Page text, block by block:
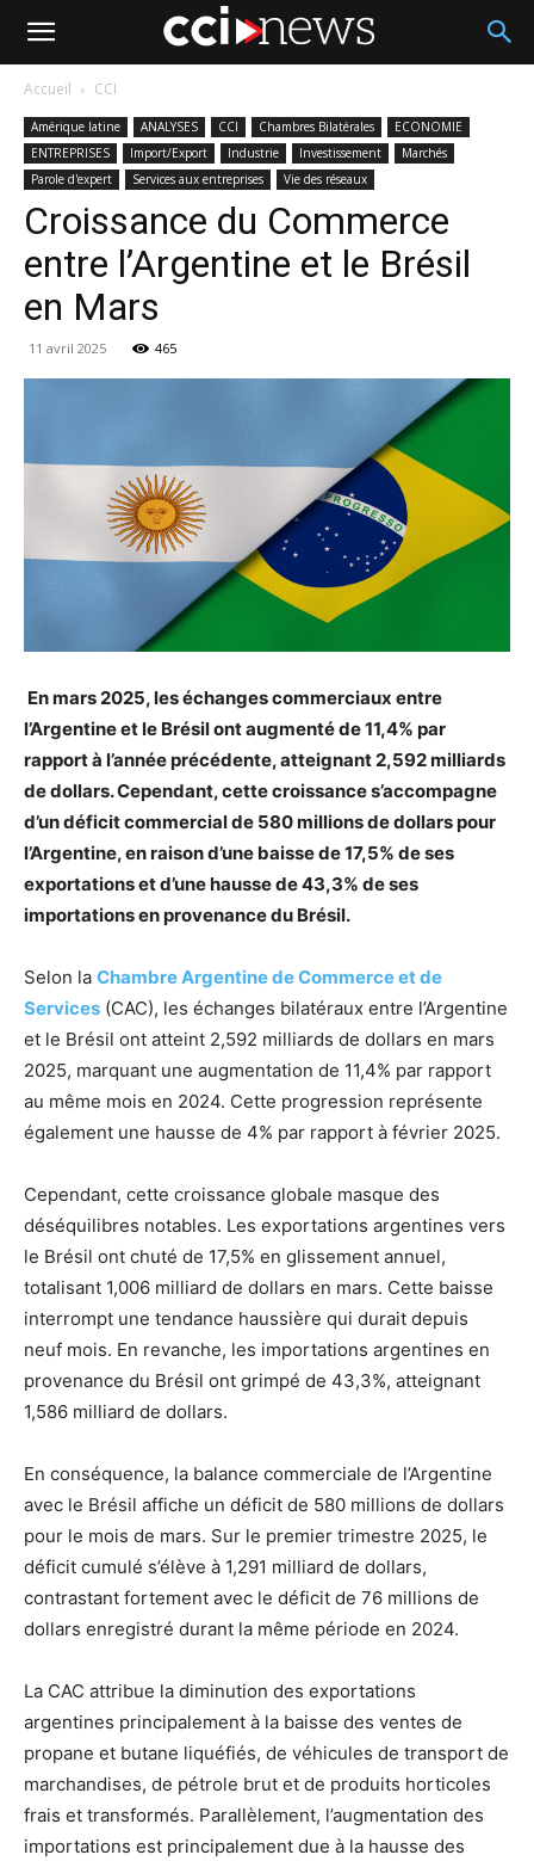
Accueil CCI
Amérique latine ANALYSES CCI Chambres Bilatérales
ECONOMIE
ENTREPRISES
Import/Export Industrie Investissement
Marchés
Parole d'expert
Services aux entreprises Vie des réseaux
Croissance du Commerce
entre l’Argentine et le Brésil
en Mars
11 avril 2025 465
En mars 2025, les échanges commerciaux entre
l’Argentine et le Brésil ont augmenté de 11,4% par
rapport à l’année précédente, atteignant 2,592 milliards
de dollars. Cependant, cette croissance s’accompagne
d’un déficit commercial de 580 millions de dollars pour
l’Argentine, en raison d’une baisse de 17,5% de ses
exportations et d’une hausse de 43,3% de ses
importations en provenance du Brésil.
Selon la Chambre Argentine de Commerce et de
Services (CAC), les échanges bilatéraux entre l’Argentine
et le Brésil ont atteint 2,592 milliards de dollars en mars
2025, marquant une augmentation de 11,4% par rapport
au même mois en 2024. Cette progression représente
également une hausse de 4% par rapport à février 2025.
Cependant, cette croissance globale masque des
déséquilibres notables. Les exportations argentines vers
le Brésil ont chuté de 17,5% en glissement annuel,
totalisant 1,006 milliard de dollars en mars. Cette baisse
interrompt une tendance haussière qui durait depuis
neuf mois. En revanche, les importations argentines en
provenance du Brésil ont grimpé de 43,3%, atteignant
1,586 milliard de dollars.
En conséquence, la balance commerciale de l’Argentine
avec le Brésil affiche un déficit de 580 millions de dollars
pour le mois de mars. Sur le premier trimestre 2025, le
déficit cumulé s’élève à 1,291 milliard de dollars,
contrastant fortement avec le déficit de 76 millions de
dollars enregistré durant la même période en 2024.
La CAC attribue la diminution des exportations
argentines principalement à la baisse des ventes de
propane et butane liquéfiés, de véhicules de transport de
marchandises, de pétrole brut et de produits horticoles
frais et transformés. Parallèlement, l’augmentation des
importations est principalement due à la hausse des